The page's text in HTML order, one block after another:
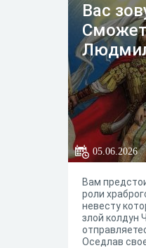
Вас
05.06.2026
Вам
роли
невесту
злой колдун
Оседлав